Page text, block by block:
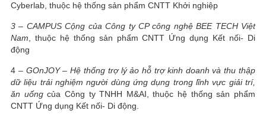
Cyberlab, thuộc hệ thống sản phẩm CNTT Khởi nghiệp
3 – CAMPUS Cộng của Công ty CP công nghệ BEE TECH Việt
Nam , thuộc hệ thống sản phẩm CNTT Ứng dụng Kết nối- Di
động
4 – GOnJOY – Hệ thống trợ lý ảo hỗ trợ kinh doanh và thu thập
dữ liệu trải nghiệm người dùng ứng dụng trong lĩnh vực giải trí,
ăn uốngcủa Công ty TNHH M&AI, thuộc hệ thống sản phẩm
CNTT Ứng dụng Kết nối- Di động.